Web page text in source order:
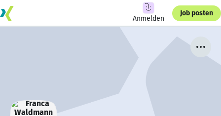
Anmelden
Job posten